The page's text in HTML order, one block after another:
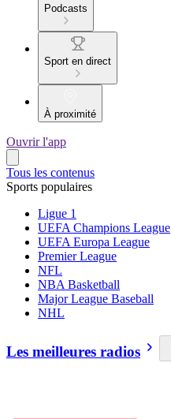
Podcasts
Sport en direct
À proximité
Ouvrir l'app
Tous les contenus
Sports populaires
Ligue 1
UEFA Champions League
UEFA Europa League
Premier League
NFL
NBA Basketball
Major League Baseball
NHL
Les meilleures radios